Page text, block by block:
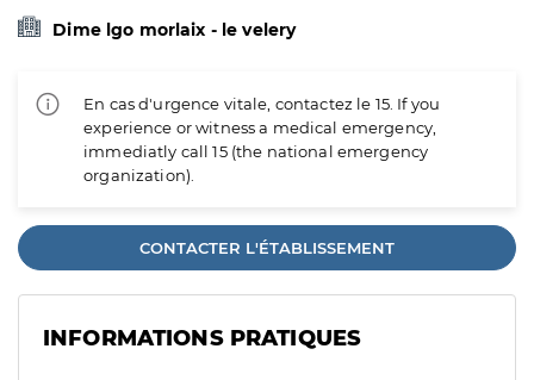
Dime lgo morlaix - le velery
En cas d'urgence vitale, contactez le 15. If you
experience or witness a medical emergency,
immediatly call 15 (the national emergency
organization).
CONTACTER L'ÉTABLISSEMENT
INFORMATIONS PRATIQUES